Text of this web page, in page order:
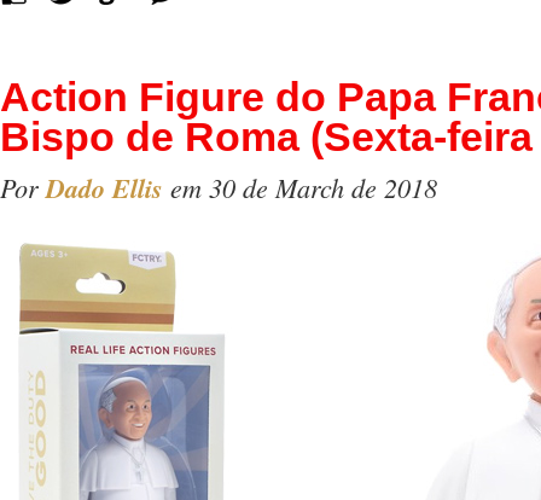
Action Figure do Papa
Bispo de Roma (Sexta-
Por Dado Ellis em 30 de March de 2018